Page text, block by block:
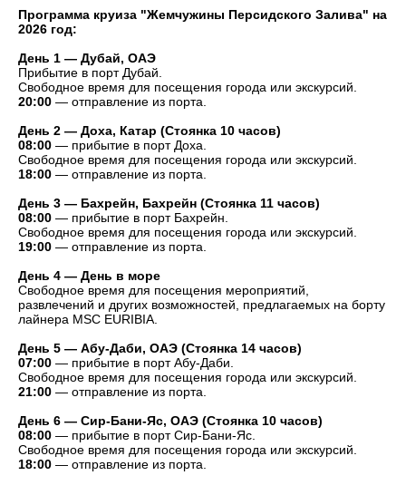
Программа круиза "Жемчужины Персидского Залива" на
2026 год:
День 1 — Дубай, ОАЭ
Прибытие в порт Дубай.
Свободное время для посещения города или экскурсий.
20:00 — отправление из порта.
День 2 — Доха, Катар (Стоянка 10 часов)
08:00 — прибытие в порт Доха.
Свободное время для посещения города или экскурсий.
18:00 — отправление из порта.
День 3 — Бахрейн, Бахрейн (Стоянка 11 часов)
08:00 — прибытие в порт Бахрейн.
Свободное время для посещения города или экскурсий.
19:00 — отправление из порта.
День 4 — День в море
Свободное время для посещения мероприятий,
развлечений и других возможностей, предлагаемых на борту
лайнера MSC EURIBIA.
День 5 — Абу-Даби, ОАЭ (Стоянка 14 часов)
07:00 — прибытие в порт Абу-Даби.
Свободное время для посещения города или экскурсий.
21:00 — отправление из порта.
День 6 — Сир-Бани-Яс, ОАЭ (Стоянка 10 часов)
08:00 — прибытие в порт Сир-Бани-Яс.
Свободное время для посещения города или экскурсий.
18:00 — отправление из порта.